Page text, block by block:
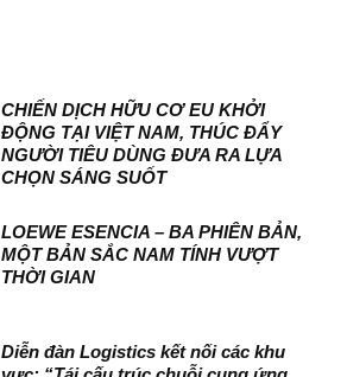
CHIẾN DỊCH HỮU CƠ EU KHỞI
ĐỘNG TẠI VIỆT NAM, THÚC ĐẨY
NGƯỜI TIÊU DÙNG ĐƯA RA LỰA
CHỌN SÁNG SUỐT
LOEWE ESENCIA – BA PHIÊN BẢN,
MỘT BẢN SẮC NAM TÍNH VƯỢT
THỜI GIAN
Diễn đàn Logistics kết nối các khu